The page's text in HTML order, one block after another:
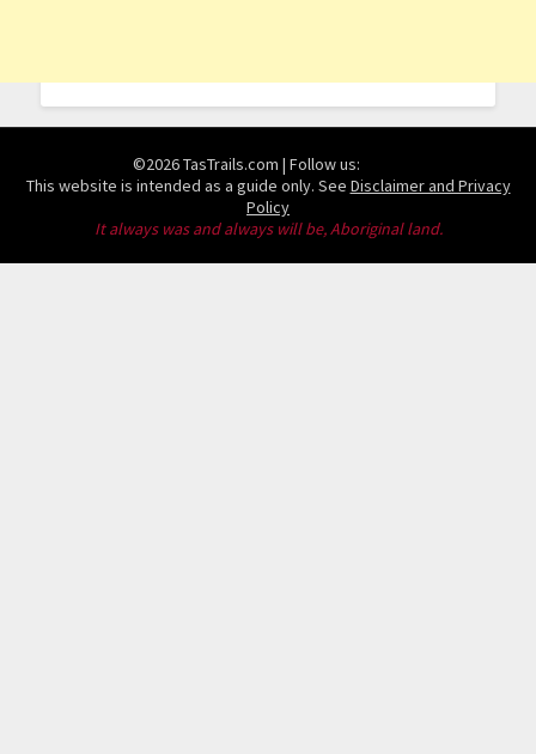
©2026 TasTrails.com | Follow us:
This website is intended as a guide only. See Disclaimer and Privacy
Policy
It always was and always will be, Aboriginal land.